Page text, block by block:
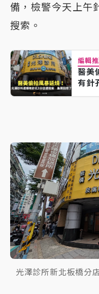
備，檢警今天上午
搜索。
編輯
醫美
有針
光澤診所新北板橋分